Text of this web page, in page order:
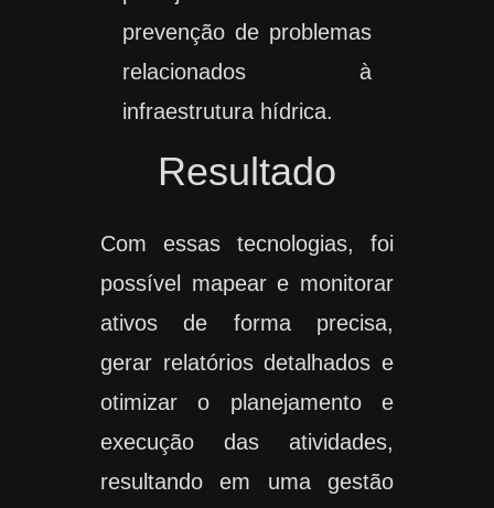
prevenção de problemas
relacionados à
infraestrutura hídrica.
Resultado
Com essas tecnologias, foi
possível mapear e monitorar
ativos de forma precisa,
gerar relatórios detalhados e
otimizar o planejamento e
execução das atividades,
resultando em uma gestão